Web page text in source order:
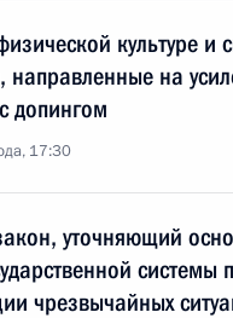
культуре и
направленные на
допингом
17:30
уточняющий
системы
чрезвычайных